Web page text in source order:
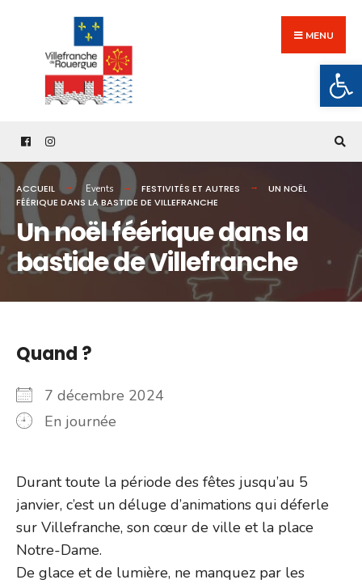
content
MENU
ACCUEIL Events FESTIVITÉS ET AUTRES
UN NOËL
FÉÉRIQUE DANS LA BASTIDE DE VILLEFRANCHE
Un noël féérique dans la
bastide de Villefranche
Quand ?
7 décembre 2024
En journée
Durant toute la période des fêtes jusqu’au 5
janvier, c’est un déluge d’animations qui déferle
sur Villefranche, son cœur de ville et la place
Notre-Dame.
De glace et de lumière, ne manquez par les